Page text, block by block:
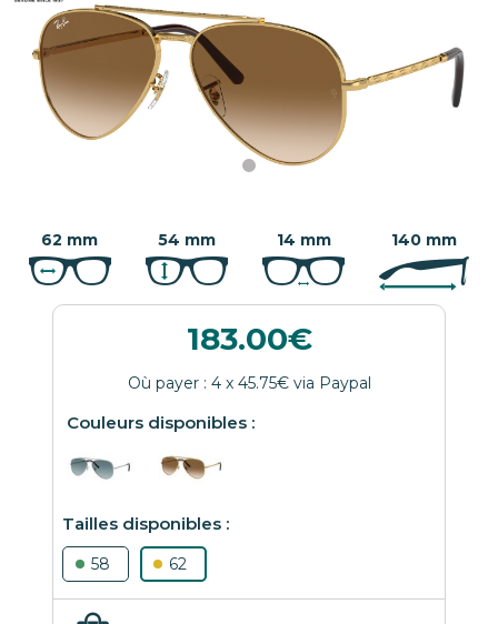
62 mm 54 mm 14 mm 140 mm
183.00
58 62